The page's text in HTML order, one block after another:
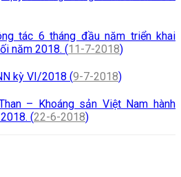
tác 6 tháng đầu năm triển khai
năm 2018. (11-7-2018)
kỳ VI/2018 (9-7-2018)
– Khoáng sản Việt Nam hành
(22-6-2018)